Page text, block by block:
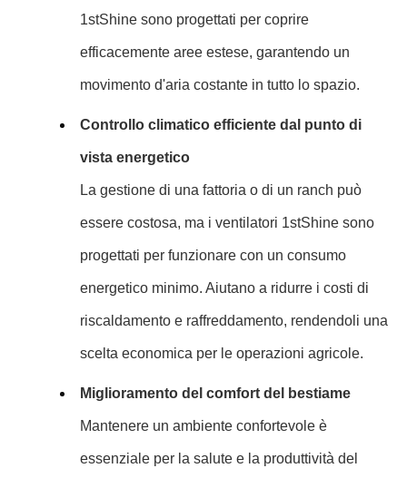
1stShine sono progettati per coprire
efficacemente aree estese, garantendo un
movimento d'aria costante in tutto lo spazio.
Controllo climatico efficiente dal punto di
vista energetico
La gestione di una fattoria o di un ranch può
essere costosa, ma i ventilatori 1stShine sono
progettati per funzionare con un consumo
energetico minimo. Aiutano a ridurre i costi di
riscaldamento e raffreddamento, rendendoli una
scelta economica per le operazioni agricole.
Miglioramento del comfort del bestiame
Mantenere un ambiente confortevole è
essenziale per la salute e la produttività del